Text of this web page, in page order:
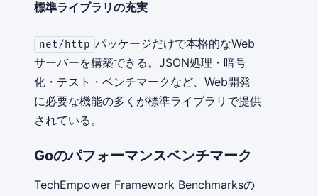
標準ライブラリの充実
net/http パッケージだけで本格的なWeb
サーバーを構築できる。JSON処理・暗号
化・テスト・ベンチマークなど、Web開発
に必要な機能の多くが標準ライブラリで提供
されている。
Goのパフォーマンスベンチマーク
TechEmpower Framework Benchmarksの